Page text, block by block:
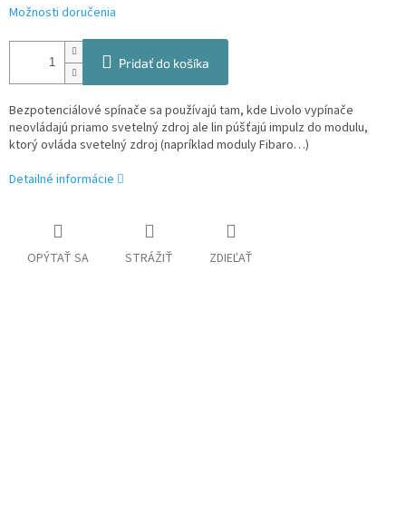
Možnosti doručenia
Pridať do košíka
Bezpotenciálové spínače sa používajú tam, kde Livolo vypínače
neovládajú priamo svetelný zdroj ale lin púšťajú impulz do modulu,
ktorý ovláda svetelný zdroj (napríklad moduly Fibaro…)
Detailné informácie
OPÝTAŤ SA STRÁŽIŤ ZDIEĽAŤ